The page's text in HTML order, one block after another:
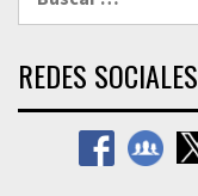
REDES SOCIALES